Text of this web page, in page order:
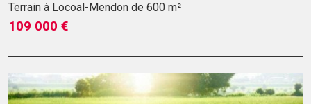
Terrain à Locoal-Mendon de 600 m²
109 000 €